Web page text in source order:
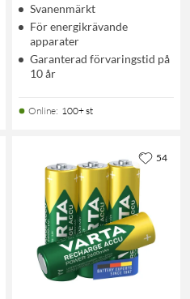
Svanenmärkt
För energikrävande
apparater
Garanterad förvaringstid på
10 år
Online: 100+ st
54